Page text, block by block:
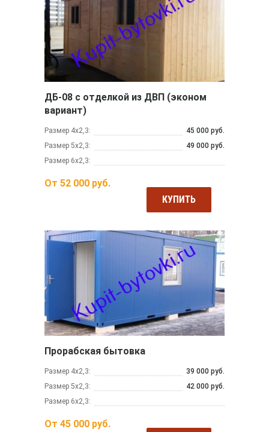
ДБ-08 с отделкой из ДВП (эконом
вариант)
Размер 4х2,3:
45 000 руб.
Размер 5х2,3:
49 000 руб.
Размер 6х2,3:
От 52 000 руб.
КУПИТЬ
Прорабская бытовка
Размер 4х2,3:
39 000 руб.
Размер 5х2,3:
42 000 руб.
Размер 6х2,3:
От 45 000 руб.